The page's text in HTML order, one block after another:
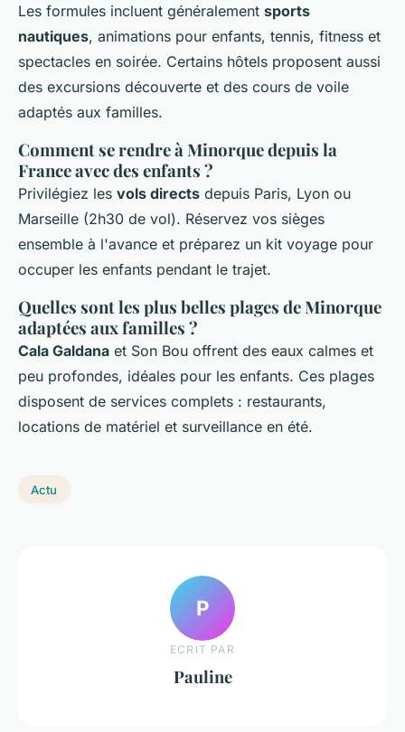
Les formules incluent généralement sports
nautiques, animations pour enfants, tennis, fitness et
spectacles en soirée. Certains hôtels proposent aussi
des excursions découverte et des cours de voile
adaptés aux familles.
Comment se rendre à Minorque depuis la
France avec des enfants ?
Privilégiez les vols directs depuis Paris, Lyon ou
Marseille (2h30 de vol). Réservez vos sièges
ensemble à l'avance et préparez un kit voyage pour
occuper les enfants pendant le trajet.
Quelles sont les plus belles plages de Minorque
adaptées aux familles ?
Cala Galdana et Son Bou offrent des eaux calmes et
peu profondes, idéales pour les enfants. Ces plages
disposent de services complets : restaurants,
locations de matériel et surveillance en été.
Actu
P
ECRIT PAR
Pauline